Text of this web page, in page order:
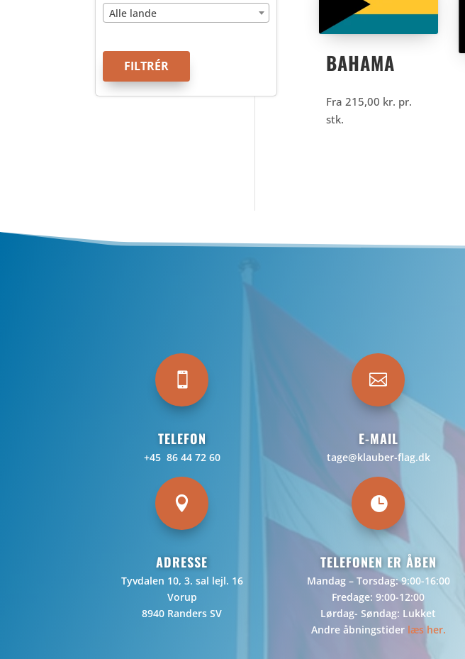
BAHAMA
Fra 215,00 kr. pr.
stk.
Alle lande
FILTRÉR

TELEFON
+45 86 44 72 60

ADRESSE
Tyvdalen 10, 3. sal lejl. 16
Vorup
8940 Randers SV

E-MAIL
tage@klauber-flag.dk

TELEFONEN ER ÅBEN
Mandag – Torsdag: 9:00-16:00
Fredage: 9:00-12:00
Lørdag- Søndag: Lukket
Andre åbningstider læs her.